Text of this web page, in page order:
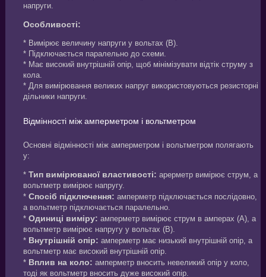
напруги.
Особливості:
* Вимірює величину напруги у вольтах (В).
* Підключається паралельно до схеми.
* Має високий внутрішній опір, щоб мінімізувати відтік струму з
кола.
* Для вимірювання великих напруг використовуються резисторні
дільники напруги.
Відмінності між амперметром і вольтметром
Основні відмінності між амперметром і вольтметром полягають
у:
* Тип вимірюваної властивості: арерметр вимірює струм, а
вольтметр вимірює напругу.
* Спосіб підключення: амперметр підключається послідовно,
а вольтметр підключається паралельно.
* Одиниці виміру: амперметр вимірює струм в амперах (А), а
вольтметр вимірює напругу у вольтах (В).
* Внутрішній опір: амперметр має низький внутрішній опір, а
вольтметр має високий внутрішній опір.
* Вплив на коло: амперметр вносить невеликий опір у коло,
тоді як вольтметр вносить дуже високий опір.